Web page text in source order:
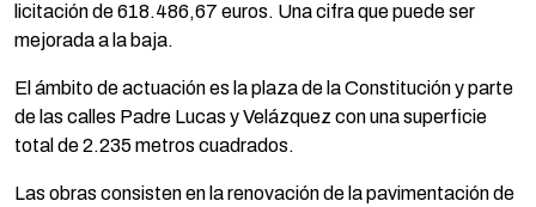
licitación de 618.486,67 euros. Una cifra que puede ser
mejorada a la baja.
El ámbito de actuación es la plaza de la Constitución y parte
de las calles Padre Lucas y Velázquez con una superficie
total de 2.235 metros cuadrados.
Las obras consisten en la renovación de la pavimentación de